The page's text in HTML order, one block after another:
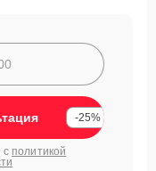
-25%
с политикой